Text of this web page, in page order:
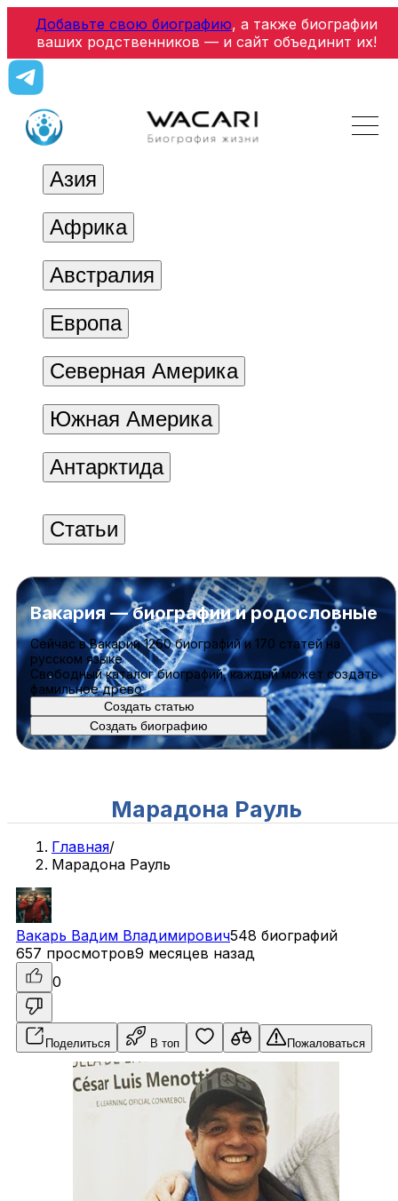
Добавьте свою биографию, а также биографии
ваших родственников — и сайт объединит их!
Азия
Африка
Австралия
Европа
Северная Америка
Южная Америка
Антарктида
Статьи
Вакария — биографии и родословные
Cейчас в Вакарии1260 биографийи170 статейна
русском языке
Свободный каталог биографий, каждый может создать
фамильное древо
Создать статью
Создать биографию
Марадона Рауль
Главная/
Марадона Рауль
Вакарь Вадим Владимирович548 биографий
657 просмотров9 месяцев назад
0
Поделиться В топ Пожаловаться